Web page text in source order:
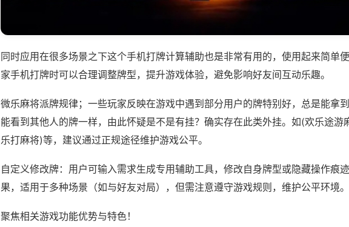
同时应用在很多场景之下这个手机打牌计算辅助也是非常有用的，使用起来简单
家手机打牌时可以合理调整牌型，提升游戏体验，避免影响好友间互动乐趣。
微乐麻将派牌规律；一些玩家反映在游戏中遇到部分用户的牌特别好，总是能拿
能看到其他人的牌一样，由此怀疑是不是有挂？确实存在此类外挂。如(欢乐途游
乐打麻将)等，建议通过正规途径维护游戏公平。
自定义修改牌：用户可输入需求生成专用辅助工具，修改自身牌型或隐藏操作痕
果，适用于多种场景（如与好友对局），但需注意遵守游戏规则，维护公平环境。
聚焦相关游戏功能优势与特色！